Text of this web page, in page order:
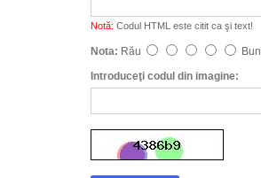
Notă: Codul HTML este citit ca şi text!
Nota: Rău
Bun
Introduceţi codul din imagine: